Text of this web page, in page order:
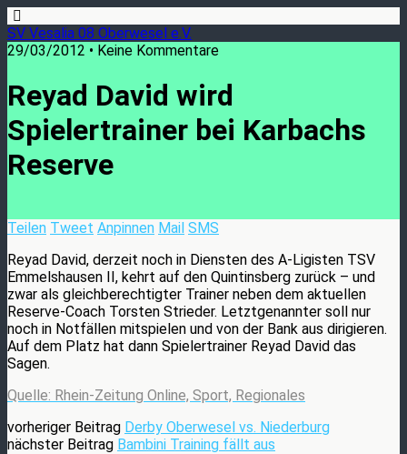
SV Vesalia 08 Oberwesel e.V.
29/03/2012 • Keine Kommentare
Reyad David wird
Spielertrainer bei Karbachs
Reserve
Teilen Tweet Anpinnen Mail SMS
Reyad David, derzeit noch in Diensten des A-Ligisten TSV
Emmelshausen II, kehrt auf den Quintinsberg zurück – und
zwar als gleichberechtigter Trainer neben dem aktuellen
Reserve-Coach Torsten Strieder. Letztgenannter soll nur
noch in Notfällen mitspielen und von der Bank aus dirigieren.
Auf dem Platz hat dann Spielertrainer Reyad David das
Sagen.
Quelle: Rhein-Zeitung Online, Sport, Regionales
vorheriger Beitrag Derby Oberwesel vs. Niederburg
nächster Beitrag Bambini Training fällt aus